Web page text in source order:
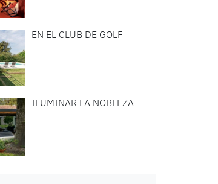
EN EL CLUB DE GOLF
ILUMINAR LA NOBLEZA